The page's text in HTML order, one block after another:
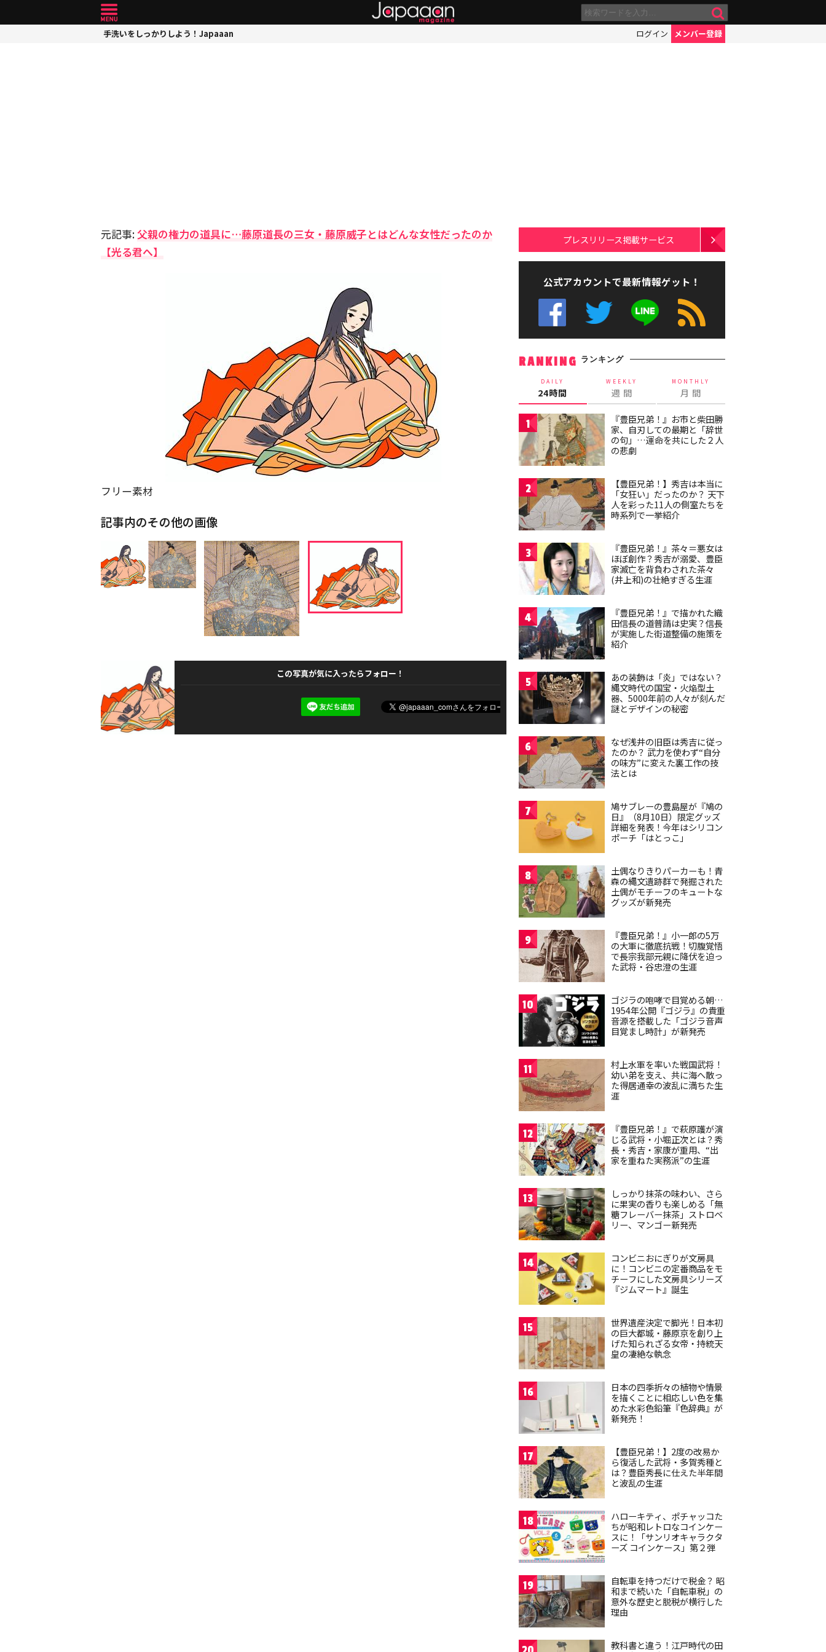
手洗いをしっかりしよう！Japaaan ログイン メンバー登録
元記事:父親の権力の道具に…藤原道長の三女・藤原威子とはどんな女性だったのか
【光る君へ】
フリー素材
記事内のその他の画像
この写真が気に入ったらフォロー！
プレスリリース掲載サービス
公式アカウントで最新情報ゲット！
RANKING ランキング
DAILY
24時間
WEEKLY
週 間
MONTHLY
月 間
1
『豊臣兄弟！』お市と柴田勝
家、自刃しての最期と「辞世
の句」…運命を共にした２人
の悲劇
2
【豊臣兄弟！】秀吉は本当に
「女狂い」だったのか？ 天下
人を彩った11人の側室たちを
時系列で一挙紹介
3
『豊臣兄弟！』茶々＝悪女は
ほぼ創作？秀吉が溺愛、豊臣
家滅亡を背負わされた茶々
(井上和)の壮絶すぎる生涯
4
『豊臣兄弟！』で描かれた織
田信長の道普請は史実？信長
が実施した街道整備の施策を
紹介
5
あの装飾は「炎」ではない？
縄文時代の国宝・火焔型土
器、5000年前の人々が刻んだ
謎とデザインの秘密
6
なぜ浅井の旧臣は秀吉に従っ
たのか？ 武力を使わず“自分
の味方”に変えた裏工作の技
法とは
7
鳩サブレーの豊島屋が『鳩の
日』（8月10日）限定グッズ
詳細を発表！今年はシリコン
ポーチ「はとっこ」
8
土偶なりきりパーカーも！青
森の縄文遺跡群で発掘された
土偶がモチーフのキュートな
グッズが新発売
9
『豊臣兄弟！』小一郎の5万
の大軍に徹底抗戦！切腹覚悟
で長宗我部元親に降伏を迫っ
た武将・谷忠澄の生涯
10
ゴジラの咆哮で目覚める朝…
1954年公開『ゴジラ』の貴重
音源を搭載した「ゴジラ音声
目覚まし時計」が新発売
11
村上水軍を率いた戦国武将！
幼い弟を支え、共に海へ散っ
た得居通幸の波乱に満ちた生
涯
12
『豊臣兄弟！』で萩原護が演
じる武将・小堀正次とは？秀
長・秀吉・家康が重用、“出
家を重ねた実務派”の生涯
13
しっかり抹茶の味わい、さら
に果実の香りも楽しめる「無
糖フレーバー抹茶」ストロベ
リー、マンゴー新発売
14
コンビニおにぎりが文房具
に！コンビニの定番商品をモ
チーフにした文房具シリーズ
『ジムマート』誕生
15
世界遺産決定で脚光！日本初
の巨大都城・藤原京を創り上
げた知られざる女帝・持統天
皇の凄絶な執念
16
日本の四季折々の植物や情景
を描くことに相応しい色を集
めた水彩色鉛筆『色辞典』が
新発売！
17
【豊臣兄弟！】2度の改易か
ら復活した武将・多賀秀種と
は？豊臣秀長に仕えた半年間
と波乱の生涯
18
ハローキティ、ポチャッコた
ちが昭和レトロなコインケー
スに！「サンリオキャラクタ
ーズ コインケース」第２弾
19
自転車を持つだけで税金？ 昭
和まで続いた「自転車税」の
意外な歴史と脱税が横行した
理由
教科書と違う！江戸時代の田